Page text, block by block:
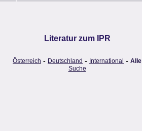
Literatur zum IPR
Österreich - Deutschland - International - Alle
Suche